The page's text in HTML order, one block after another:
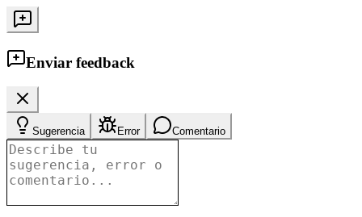
Enviar feedback
Sugerencia Error Comentario